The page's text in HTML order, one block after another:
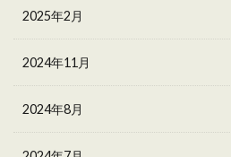
2025年2月
2024年11月
2024年8月